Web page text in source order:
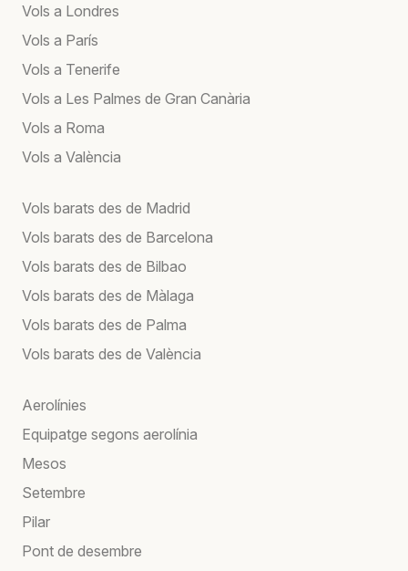
Vols a Londres
Vols a París
Vols a Tenerife
Vols a Les Palmes de Gran Canària
Vols a Roma
Vols a València
Vols barats des de Madrid
Vols barats des de Barcelona
Vols barats des de Bilbao
Vols barats des de Màlaga
Vols barats des de Palma
Vols barats des de València
Aerolínies
Equipatge segons aerolínia
Mesos
Setembre
Pilar
Pont de desembre